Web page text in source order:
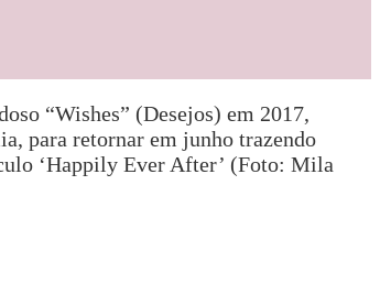
“Wishes” (Desejos) em 2017,
para retornar em junho trazendo
‘Happily Ever After’ (Foto: Mila